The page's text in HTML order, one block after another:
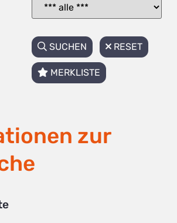
SUCHEN RESET
MERKLISTE
zur